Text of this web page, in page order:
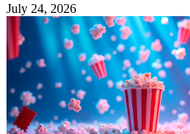
July 24, 2026